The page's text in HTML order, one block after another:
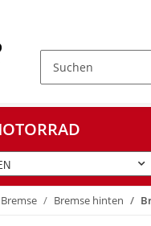
Bremse Bremse hinten